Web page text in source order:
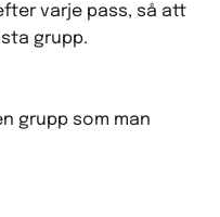
varje pass, så att
grupp.
grupp som man